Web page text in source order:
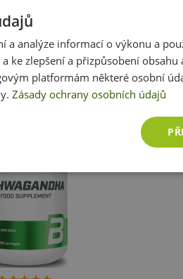
dotaz
a analýze informací o výkonu a
ke zlepšení a přizpůsobení obsahu
platformám některé osobní
Zásady ochrany osobních údajů